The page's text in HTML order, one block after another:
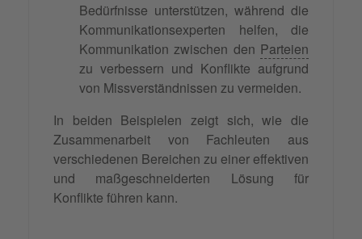
Bedürfnisse unterstützen, während die
Kommunikationsexperten helfen, die
Kommunikation zwischen den Parteien
zu verbessern und Konflikte aufgrund
von Missverständnissen zu vermeiden.
In beiden Beispielen zeigt sich, wie die
Zusammenarbeit von Fachleuten aus
verschiedenen Bereichen zu einer effektiven
und maßgeschneiderten Lösung für
Konflikte führen kann.